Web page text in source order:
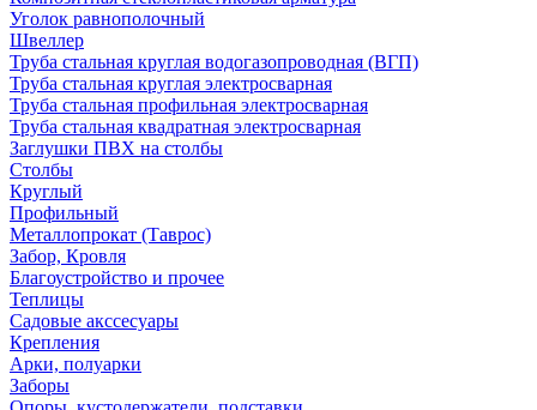
Уголок равнополочный
Швеллер
Труба стальная круглая водогазопроводная (ВГП)
Труба стальная круглая электросварная
Труба стальная профильная электросварная
Труба стальная квадратная электросварная
Заглушки ПВХ на столбы
Столбы
Круглый
Профильный
Металлопрокат (Таврос)
Забор, Кровля
Благоустройство и прочее
Теплицы
Садовые акссесуары
Крепления
Арки, полуарки
Заборы